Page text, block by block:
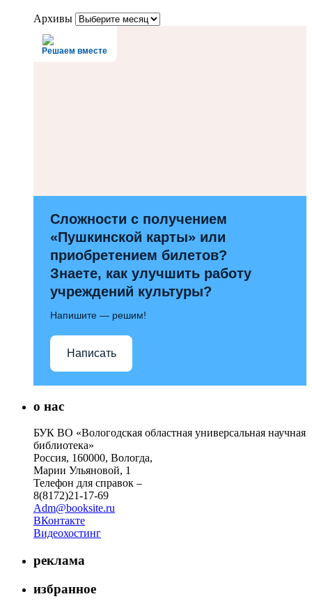
Архивы
Решаем вместе
Сложности с получением
«Пушкинской карты» или
приобретением билетов?
Знаете, как улучшить работу
учреждений культуры?
Напишите — решим!
Написать
о нас
БУК ВО «Вологодская областная универсальная научная
библиотека»
Россия, 160000, Вологда,
Марии Ульяновой, 1
Телефон для справок –
8(8172)21-17-69
Adm@booksite.ru
ВКонтакте
Видеохостинг
реклама
избранное